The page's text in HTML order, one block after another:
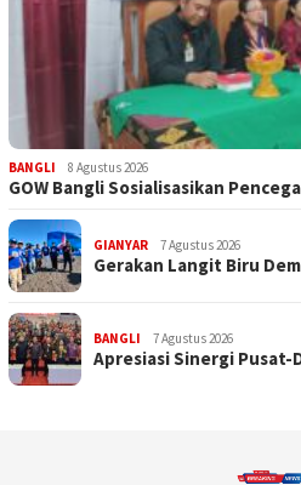
BANGLI 8 Agustus 2026
GOW Bangli Sosialisasikan
GIANYAR 7 Agustus 2026
Gerakan Langit Biru
BANGLI 7 Agustus 2026
Apresiasi Sinergi